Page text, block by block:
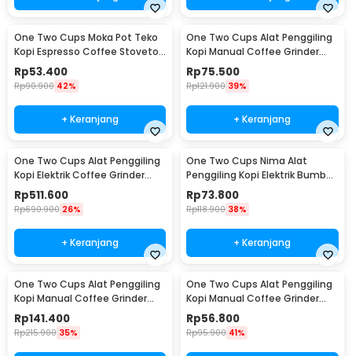
One Two Cups Moka Pot Teko
Kopi Espresso Coffee Stovetop
2 Cup 100ml - Z20
Rp53.400
Rp90.900 42%
+ Keranjang
One Two Cups Alat Penggiling
Kopi Manual Coffee Grinder
Wood - 16290
Rp75.500
Rp121.900 39%
+ Keranjang
One Two Cups Alat Penggiling
Kopi Elektrik Coffee Grinder
Adjustable - 600N
Rp511.600
Rp690.900 26%
+ Keranjang
One Two Cups Nima Alat
Penggiling Kopi Elektrik Bumbu
Coffee Grinder - NM-8300
Rp73.800
Rp118.900 38%
+ Keranjang
One Two Cups Alat Penggiling
Kopi Manual Coffee Grinder
Wood 30g - CW85532
Rp141.400
Rp215.900 35%
One Two Cups Alat Penggiling
Kopi Manual Coffee Grinder
160ml - CF012
Rp56.800
Rp95.900 41%